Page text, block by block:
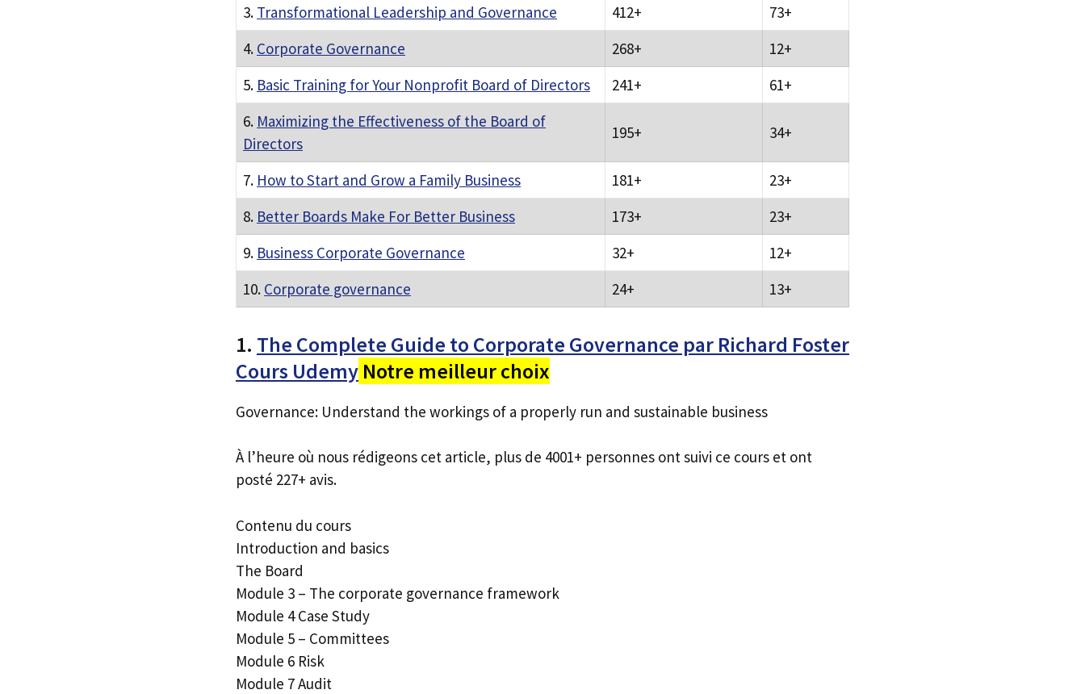
3. Transformational Leadership and Governance 412+
73+
4. Corporate Governance 268+
12+
5. Basic Training for Your Nonprofit Board of Directors 241+
61+
6. Maximizing the Effectiveness of the Board of
Directors
195+ 34+
7. How to Start and Grow a Family Business 181+
23+
8. Better Boards Make For Better Business 173+
23+
9. Business Corporate Governance 32+
12+
10. Corporate governance 24+ 13+
1. The Complete Guide to Corporate Governance par Richard Foster
Cours Udemy Notre meilleur choix
Governance: Understand the workings of a properly run and sustainable business
À l’heure où nous rédigeons cet article, plus de 4001+ personnes ont suivi ce cours et ont
posté 227+ avis.
Contenu du cours
Introduction and basics
The Board
Module 3 – The corporate governance framework
Module 4 Case Study
Module 5 – Committees
Module 6 Risk
Module 7 Audit